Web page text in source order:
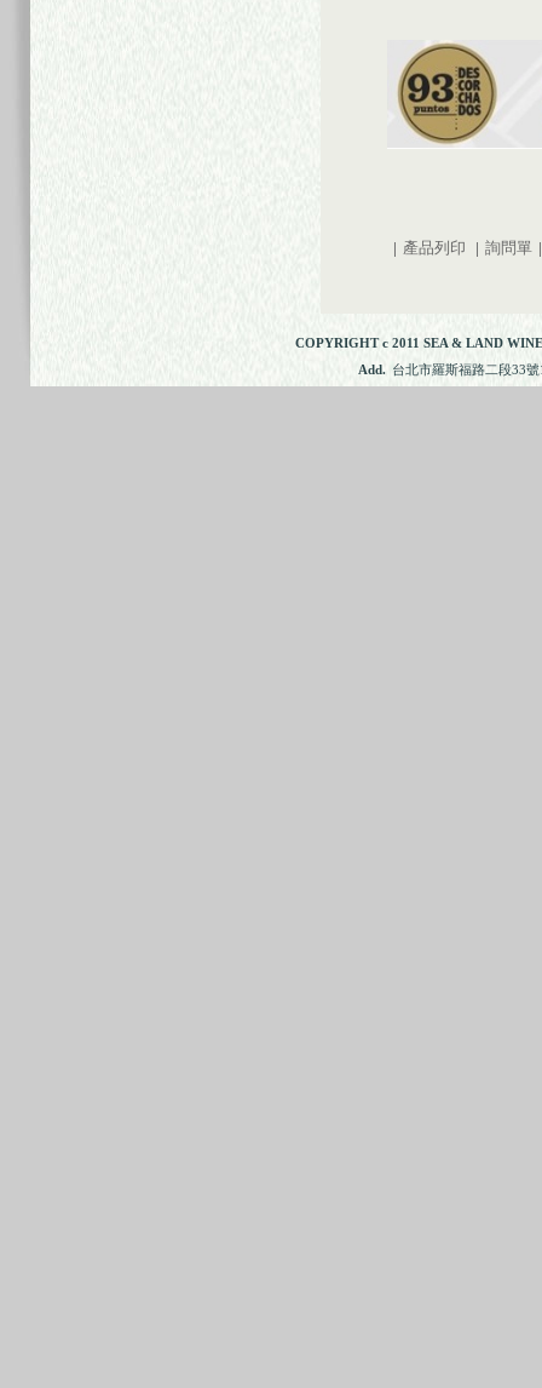
| 產品列印 | 詢問單 |
COPYRIGHT c 2011 SEA & LAND
Add. 台北市羅斯福路二段33號